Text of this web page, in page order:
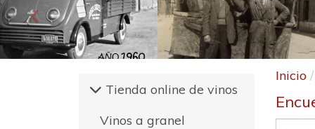
Tienda online de vinos
Vinos a granel
Inicio